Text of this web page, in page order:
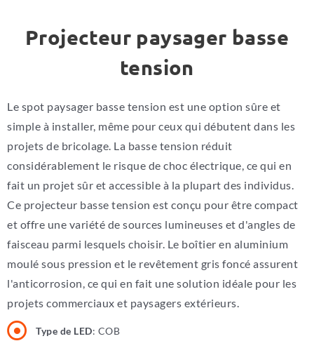
Projecteur paysager basse
tension
Le spot paysager basse tension est une option sûre et
simple à installer, même pour ceux qui débutent dans les
projets de bricolage. La basse tension réduit
considérablement le risque de choc électrique, ce qui en
fait un projet sûr et accessible à la plupart des individus.
Ce projecteur basse tension est conçu pour être compact
et offre une variété de sources lumineuses et d'angles de
faisceau parmi lesquels choisir. Le boîtier en aluminium
moulé sous pression et le revêtement gris foncé assurent
l'anticorrosion, ce qui en fait une solution idéale pour les
projets commerciaux et paysagers extérieurs.
Type de LED: COB